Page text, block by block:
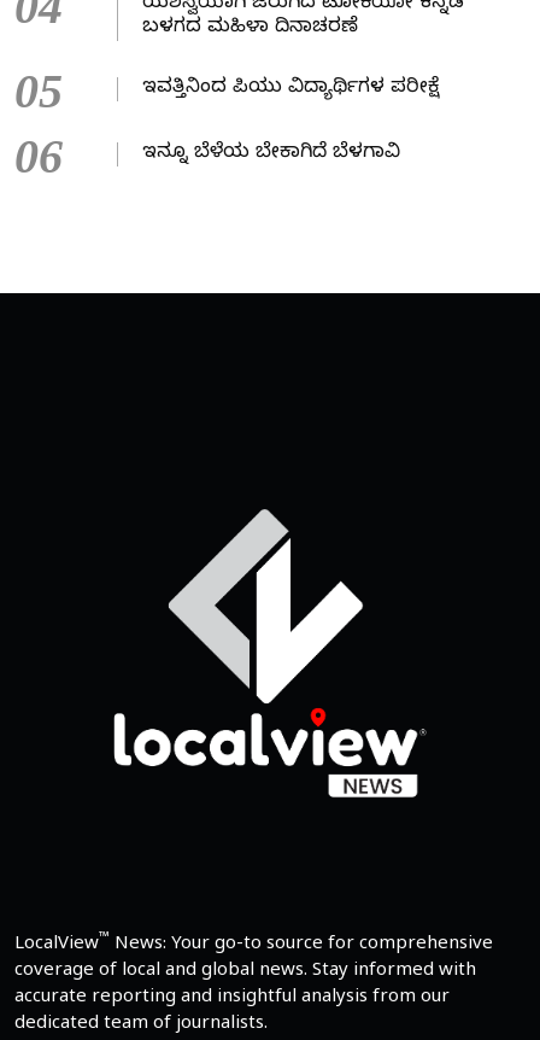
ಬಳಗದ ಮಹಿಳಾ ದಿನಾಚರಣೆ
05 ಇವತ್ತಿನಿಂದ ಪಿಯು ವಿದ್ಯಾರ್ಥಿಗಳ ಪರೀಕ್ಷೆ
06 ಇನ್ನೂ ಬೆಳೆಯ ಬೇಕಾಗಿದೆ ಬೆಳಗಾವಿ
LocalView™ News: Your go-to source for comprehensive
coverage of local and global news. Stay informed with
accurate reporting and insightful analysis from our
dedicated team of journalists.